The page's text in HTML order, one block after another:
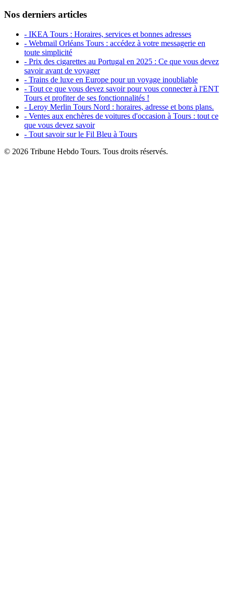
Nos derniers articles
- IKEA Tours : Horaires, services et bonnes adresses
- Webmail Orléans Tours : accédez à votre messagerie en
toute simplicité
- Prix des cigarettes au Portugal en 2025 : Ce que vous devez
savoir avant de voyager
- Trains de luxe en Europe pour un voyage inoubliable
- Tout ce que vous devez savoir pour vous connecter à l'ENT
Tours et profiter de ses fonctionnalités !
- Leroy Merlin Tours Nord : horaires, adresse et bons plans.
- Ventes aux enchères de voitures d'occasion à Tours : tout ce
que vous devez savoir
- Tout savoir sur le Fil Bleu à Tours
© 2026 Tribune Hebdo Tours. Tous droits réservés.